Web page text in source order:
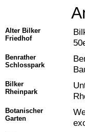
Alter Bilker
Friedhof
Benrather
Schlosspark
Bilker
Rheinpark
Botanischer
Garten